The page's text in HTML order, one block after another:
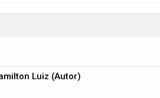
Luiz (Autor)